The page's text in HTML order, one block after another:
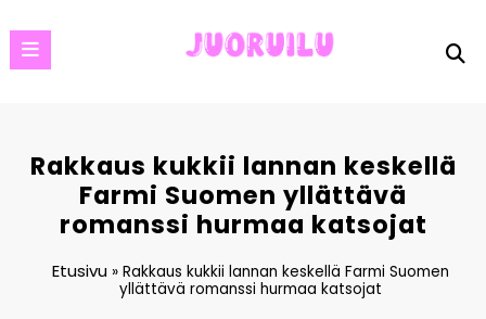
to
content
Rakkaus kukkii lannan keskellä
Farmi Suomen yllättävä
romanssi hurmaa katsojat
Etusivu» Rakkaus kukkii lannan keskellä Farmi Suomen
yllättävä romanssi hurmaa katsojat